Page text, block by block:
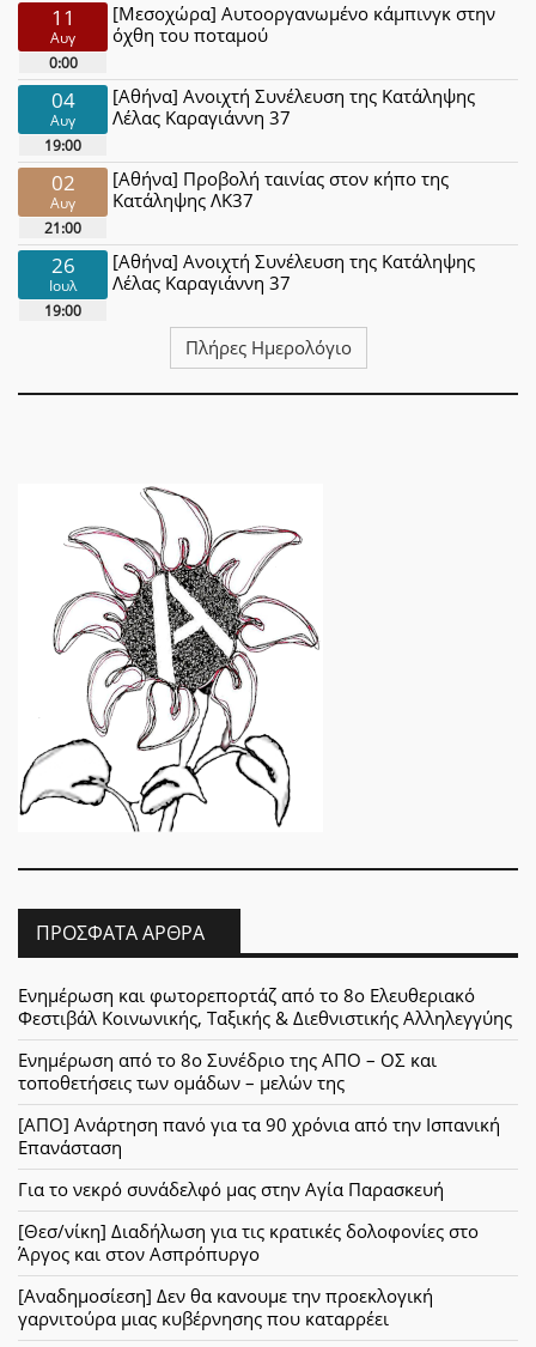
11
Αυγ
0:00
[Μεσοχώρα] Αυτοοργανωμένο κάμπινγκ στην
όχθη του ποταμού
04
Αυγ
19:00
[Αθήνα] Ανοιχτή Συνέλευση της Κατάληψης
Λέλας Καραγιάννη 37
02
Αυγ
21:00
[Αθήνα] Προβολή ταινίας στον κήπο της
Κατάληψης ΛΚ37
26
Ιουλ
19:00
[Αθήνα] Ανοιχτή Συνέλευση της Κατάληψης
Λέλας Καραγιάννη 37
Πλήρες Ημερολόγιο
ΠΡΌΣΦΑΤΑ ΆΡΘΡΑ
Ενημέρωση και φωτορεπορτάζ από το 8ο Ελευθεριακό
Φεστιβάλ Κοινωνικής, Ταξικής & Διεθνιστικής Αλληλεγγύης
Ενημέρωση από το 8ο Συνέδριο της ΑΠΟ – ΟΣ και
τοποθετήσεις των ομάδων – μελών της
[ΑΠΟ] Ανάρτηση πανό για τα 90 χρόνια από την Ισπανική
Επανάσταση
Για το νεκρό συνάδελφό μας στην Αγία Παρασκευή
[Θεσ/νίκη] Διαδήλωση για τις κρατικές δολοφονίες στο
Άργος και στον Ασπρόπυργο
[Αναδημοσίεση] Δεν θα κανουμε την προεκλογική
γαρνιτούρα μιας κυβέρνησης που καταρρέει